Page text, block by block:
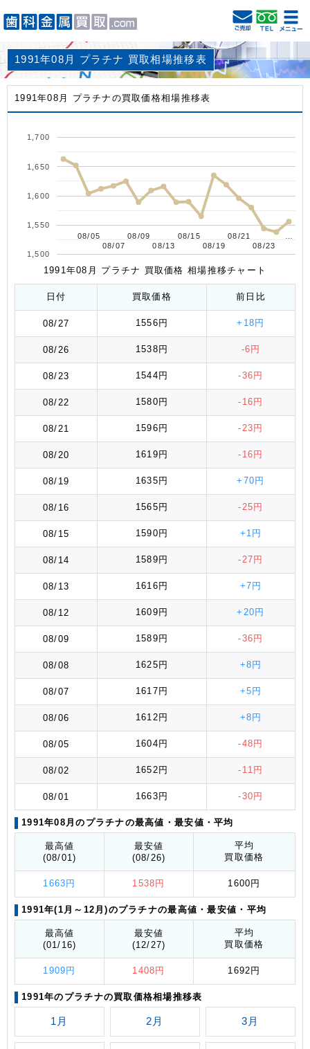
1991年08月 プラチナ 買取相場推移表
1991年08月 プラチナの買取価格相場推移表
08/05
08/05
08/07
08/07
08/09
08/09
08/13
08/13
08/15
08/15
08/19
08/19
08/21
08/21
08/23
08/23
1,500
1,550
1,600
1,650
1,700
1991年08月 プラチナ 買取価格 相場推移チャート
日付 買取価格 前日比
08/27 1556円 +18円
08/26 1538円 -6円
08/23 1544円 -36円
08/22 1580円 -16円
08/21 1596円 -23円
08/20 1619円 -16円
08/19 1635円 +70円
08/16 1565円 -25円
08/15 1590円 +1円
08/14 1589円 -27円
08/13 1616円 +7円
08/12 1609円 +20円
08/09 1589円 -36円
08/08 1625円 +8円
08/07 1617円 +5円
08/06 1612円 +8円
08/05 1604円 -48円
08/02 1652円 -11円
08/01 1663円 -30円
1991年08月のプラチナの最高値 ・最安値 ・平均
最高値
(08/01)
最安値
(08/26)
平均
買取価格
1663円 1538円 1600円
1991年(1月～12月)のプラチナの最高値 ・最安値 ・平均
最高値
(01/16)
最安値
(12/27)
平均
買取価格
1909円 1408円 1692円
1991年のプラチナの買取価格相場推移表
1月 2月 3月